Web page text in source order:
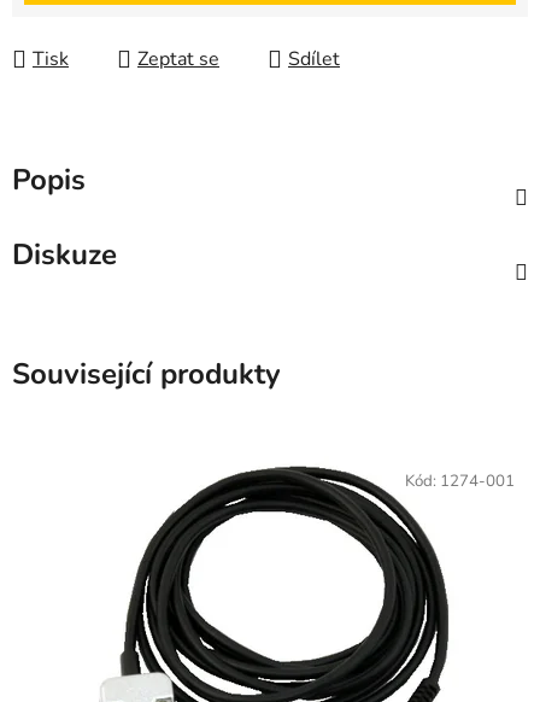
Tisk Zeptat se Sdílet
Popis
Diskuze
Související produkty
Kód: 1274-001